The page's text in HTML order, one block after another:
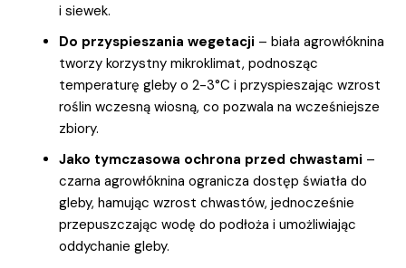
i siewek.
Do przyspieszania wegetacji – biała agrowłóknina
tworzy korzystny mikroklimat, podnosząc
temperaturę gleby o 2-3°C i przyspieszając wzrost
roślin wczesną wiosną, co pozwala na wcześniejsze
zbiory.
Jako tymczasowa ochrona przed chwastami –
czarna agrowłóknina ogranicza dostęp światła do
gleby, hamując wzrost chwastów, jednocześnie
przepuszczając wodę do podłoża i umożliwiając
oddychanie gleby.